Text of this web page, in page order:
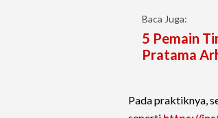
Baca Juga:
5 Pemain
Pratama
Pada praktiknya,